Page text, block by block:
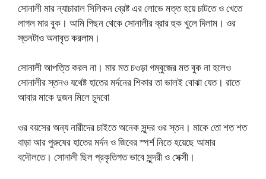
সোনালী মার ন্যাচারাল সিলিকন ব্রেষ্ট এর লোভে মত্ত হয়ে চাটতে ও খেতে
লাগল মার বুক। আমি পিছন থেকে সোনালীর ব্রার হুক খুলে দিলাম। ওর
স্তনটাও অনাবৃত করলাম।
সোনালী আপত্তি করল না। মার মত চওড়া গম্বুজের মত বুক না হলেও
সোনালীর স্তনও যথেষ্ট হাতের মর্দনের শিকার তা ভালই বোঝা যেত। রাতে
আবার মাকে দুজন মিলে চুদবো
ওর বয়সের অন্য নারীদের চাইতে অনেক সুন্দর ওর স্তন। মাকে তো শত শত
বাড়া আর পুরুষের হাতের মর্দন ও জিবের স্পর্শ নিতে হয়েছে আমার
বদৌলতে। সোনালী ছিল প্রকৃতিগত ভাবে সুন্দরী ও সেক্সী।